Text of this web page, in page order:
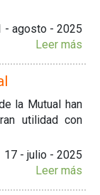
- agosto - 2025
Leer más
la Mutual han
utilidad con
17 - julio - 2025
Leer más